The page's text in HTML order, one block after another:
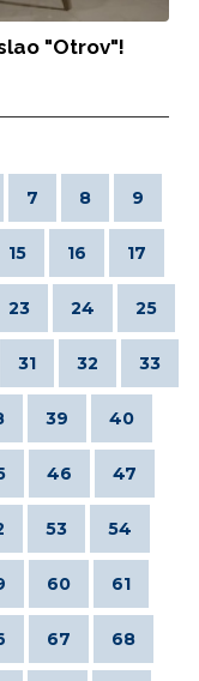
"Otrov"!
7 8 9
15 16 17
23 24 25
31 32 33
39 40
46 47
53 54
60 61
67 68